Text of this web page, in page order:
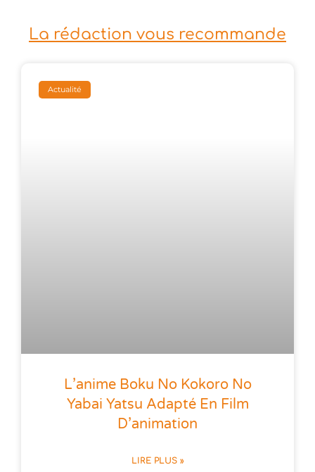
La rédaction vous recommande
Actualité
L’anime Boku No Kokoro No
Yabai Yatsu Adapté En Film
D’animation
LIRE PLUS »